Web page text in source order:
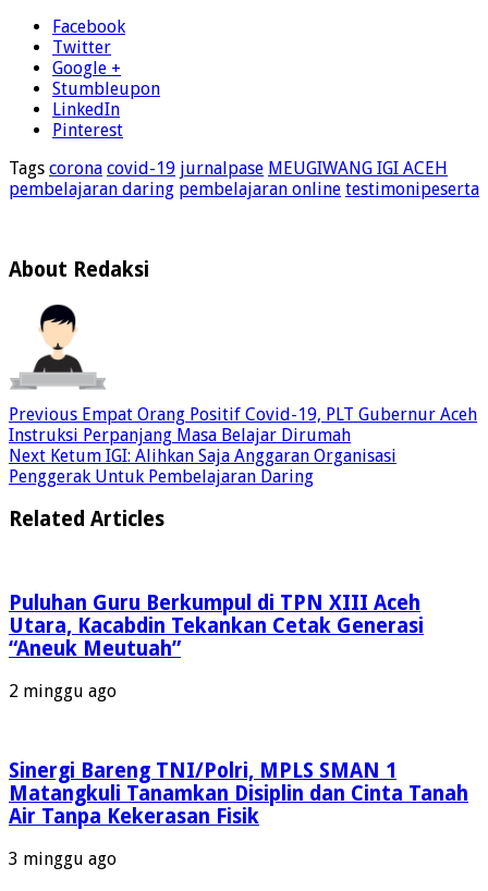
Facebook
Twitter
Google +
Stumbleupon
LinkedIn
Pinterest
Tags corona covid-19 jurnalpase MEUGIWANG IGI ACEH
pembelajaran daring pembelajaran online testimonipeserta
About Redaksi
Previous Empat Orang Positif Covid-19, PLT Gubernur Aceh
Instruksi Perpanjang Masa Belajar Dirumah
Next Ketum IGI: Alihkan Saja Anggaran Organisasi
Penggerak Untuk Pembelajaran Daring
Related Articles
Puluhan Guru Berkumpul di TPN XIII Aceh
Utara, Kacabdin Tekankan Cetak Generasi
“Aneuk Meutuah”
2 minggu ago
Sinergi Bareng TNI/Polri, MPLS SMAN 1
Matangkuli Tanamkan Disiplin dan Cinta Tanah
Air Tanpa Kekerasan Fisik
3 minggu ago